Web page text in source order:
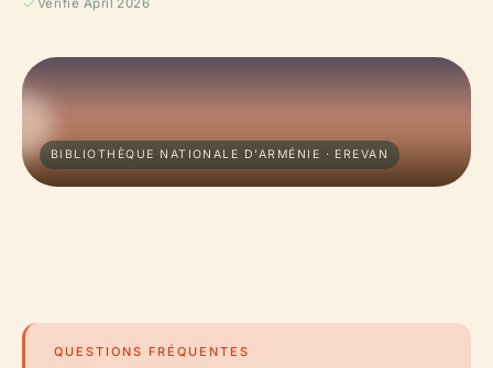
BIBLIOTHÈQUE NATIONALE D'ARMÉNIE · EREVAN
QUESTIONS FRÉQUENTES